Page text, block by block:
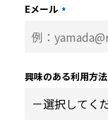
Eメール *
興味のある利用方法